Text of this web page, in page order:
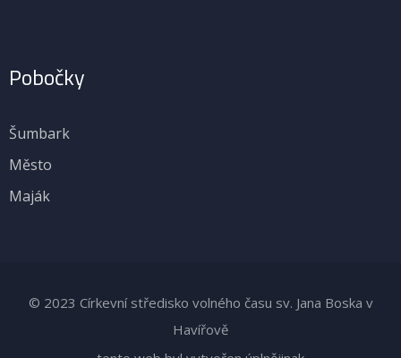
Pobočky
Šumbark
Město
Maják
© 2023 Církevní středisko volného času sv. Jana Boska v
Havířově